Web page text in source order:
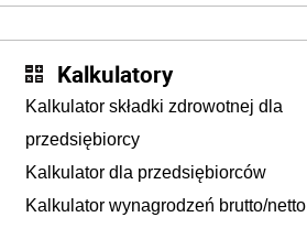
Kalkulatory
Kalkulator składki zdrowotnej dla
przedsiębiorcy
Kalkulator dla przedsiębiorców
Kalkulator wynagrodzeń brutto/netto